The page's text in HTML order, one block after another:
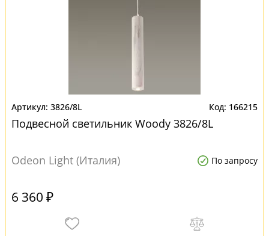
3826/8L 166215
Подвесной светильник Woody 3826/8L
Odeon Light (Италия) По запросу
6 360 ₽